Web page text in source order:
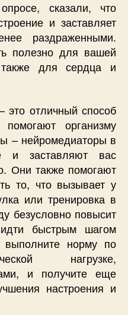
сказали, что
и заставляет
раздраженными.
полезно для вашей
для сердца и
это отличный способ
организму
– нейромедиаторы в
и заставляют вас
Они также помогают
то, что вызывает у
или тренировка в
безусловно повысит
быстрым шагом
норму по
нагрузке,
и получите еще
настроения и